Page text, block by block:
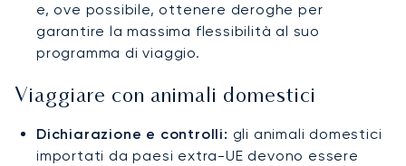
e, ove possibile, ottenere deroghe per
garantire la massima flessibilità al suo
programma di viaggio.
Viaggiare con animali domestici
Dichiarazione e controlli: gli animali domestici
importati da paesi extra-UE devono essere